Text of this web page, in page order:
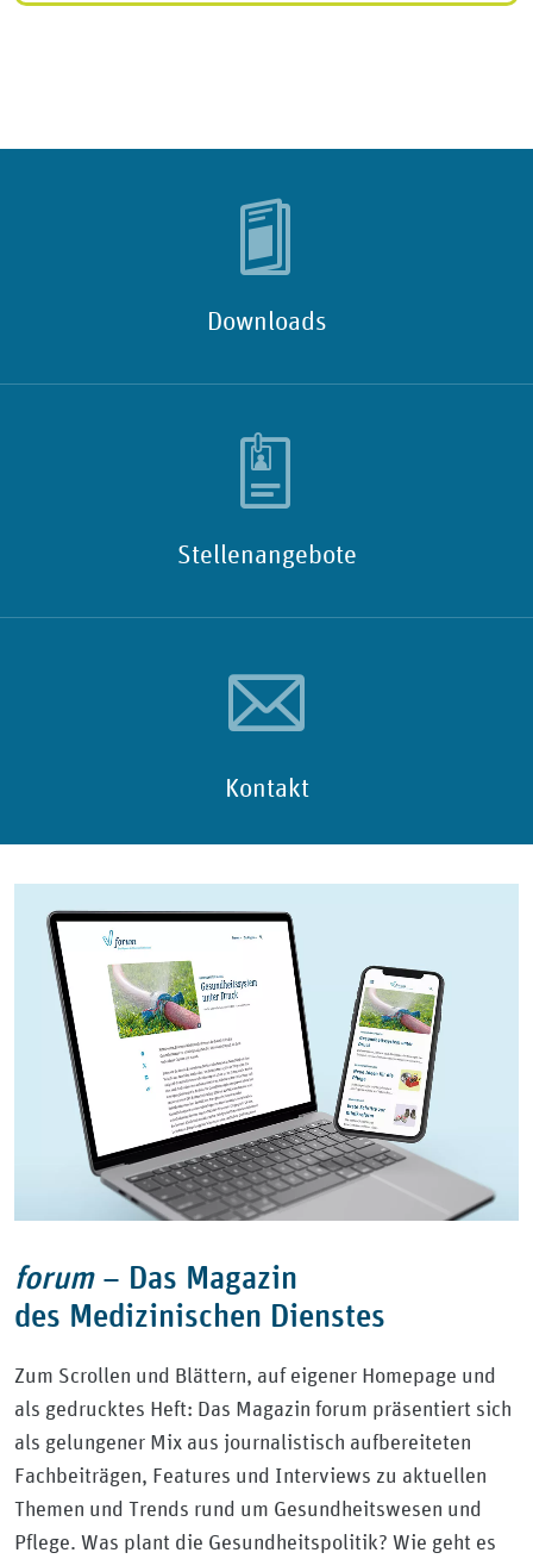
Downloads
Stellenangebote
Kontakt
forum – Das Magazin
des Medizinischen Dienstes
Zum Scrollen und Blättern, auf eigener Homepage und
als gedrucktes Heft: Das Magazin forum präsentiert sich
als gelungener Mix aus journalistisch aufbereiteten
Fachbeiträgen, Features und Interviews zu aktuellen
Themen und Trends rund um Gesundheitswesen und
Pflege. Was plant die Gesundheitspolitik? Wie geht es